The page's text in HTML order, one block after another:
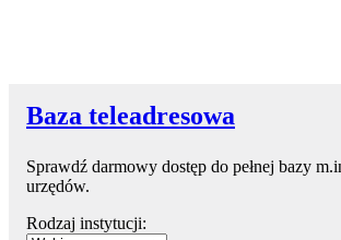
Baza teleadresowa
Sprawdź darmowy dostęp do pełnej bazy
urzędów.
Rodzaj instytucji: